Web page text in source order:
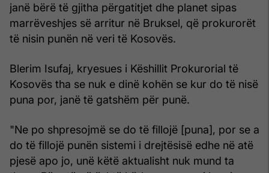
janë bërë të gjitha përgatitjet dhe planet sipas
marrëveshjes së arritur në Bruksel, që prokurorët
të nisin punën në veri të Kosovës.
Blerim Isufaj, kryesues i Këshillit Prokurorial të
Kosovës tha se nuk e dinë kohën se kur do të nisë
puna por, janë të gatshëm për punë.
"Ne po shpresojmë se do të fillojë [puna], por se a
do të fillojë punën sistemi i drejtësisë edhe në atë
pjesë apo jo, unë këtë aktualisht nuk mund ta